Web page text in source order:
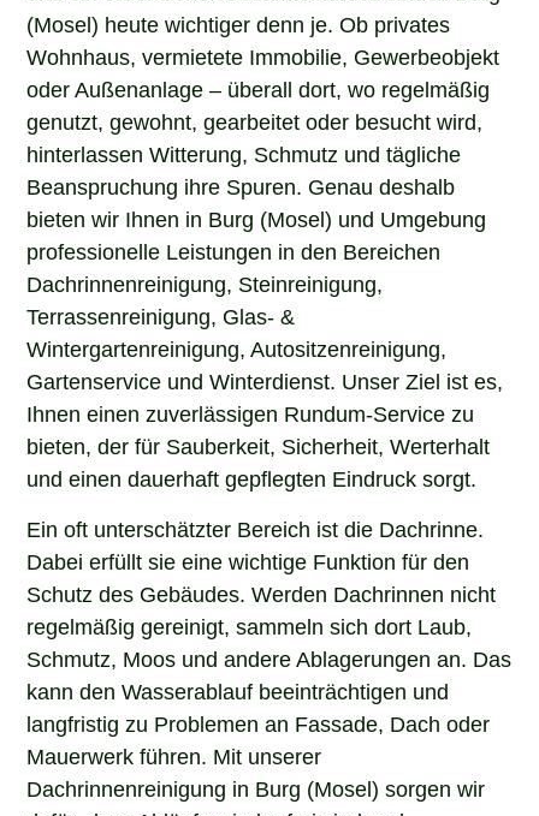
(Mosel) heute wichtiger denn je. Ob privates
Wohnhaus, vermietete Immobilie, Gewerbeobjekt
oder Außenanlage – überall dort, wo regelmäßig
genutzt, gewohnt, gearbeitet oder besucht wird,
hinterlassen Witterung, Schmutz und tägliche
Beanspruchung ihre Spuren. Genau deshalb
bieten wir Ihnen in Burg (Mosel) und Umgebung
professionelle Leistungen in den Bereichen
Dachrinnenreinigung, Steinreinigung,
Terrassenreinigung, Glas- &
Wintergartenreinigung, Autositzenreinigung,
Gartenservice und Winterdienst. Unser Ziel ist es,
Ihnen einen zuverlässigen Rundum-Service zu
bieten, der für Sauberkeit, Sicherheit, Werterhalt
und einen dauerhaft gepflegten Eindruck sorgt.
Ein oft unterschätzter Bereich ist die Dachrinne.
Dabei erfüllt sie eine wichtige Funktion für den
Schutz des Gebäudes. Werden Dachrinnen nicht
regelmäßig gereinigt, sammeln sich dort Laub,
Schmutz, Moos und andere Ablagerungen an. Das
kann den Wasserablauf beeinträchtigen und
langfristig zu Problemen an Fassade, Dach oder
Mauerwerk führen. Mit unserer
Dachrinnenreinigung in Burg (Mosel) sorgen wir